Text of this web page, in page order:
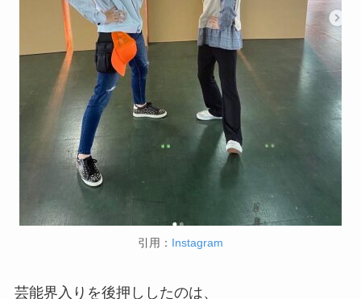
引用： Instagram
芸能界入りを後押ししたのは、